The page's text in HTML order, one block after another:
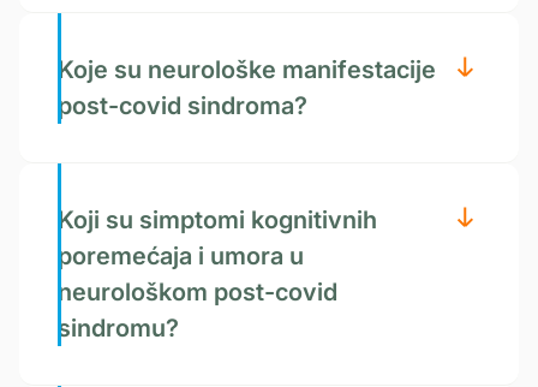
Koje su neurološke manifestacije
post-covid sindroma?
Koji su simptomi kognitivnih
poremećaja i umora u
neurološkom post-covid
sindromu?